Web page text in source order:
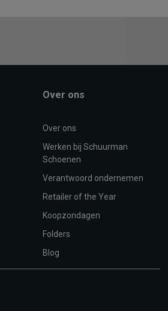
Over ons
Over ons
Werken bij Schuurman
Schoenen
Verantwoord ondernemen
Retailer of the Year
Koopzondagen
Folders
Blog